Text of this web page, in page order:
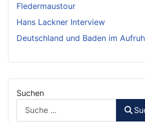
Suchen
Fledermaustour
Hans Lackner Interview
Deutschland und Baden im